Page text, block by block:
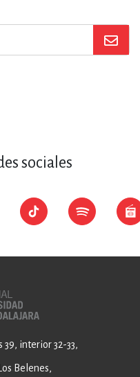
sociales
39, interior 32-33,
Belenes,